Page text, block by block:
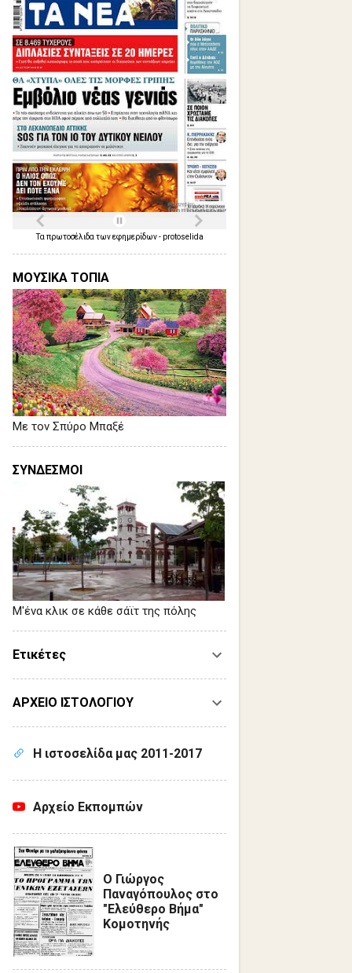
Τα πρωτοσέλιδα τωνεφημερίδων- protoselida
ΜΟΥΣΙΚΑ ΤΟΠΙΑ
Με τον Σπύρο Μπαξέ
ΣΥΝΔΕΣΜΟΙ
Μ'ένα κλικ σε κάθε σάϊτ της πόλης
Ετικέτες
ΑΡΧΕΙΟ ΙΣΤΟΛΟΓΙΟΥ
Η ιστοσελίδα μας 2011-2017
Αρχείο Εκπομπών
Ο Γιώργος
Παναγόπουλος στο
"Ελεύθερο Βήμα"
Κομοτηνής